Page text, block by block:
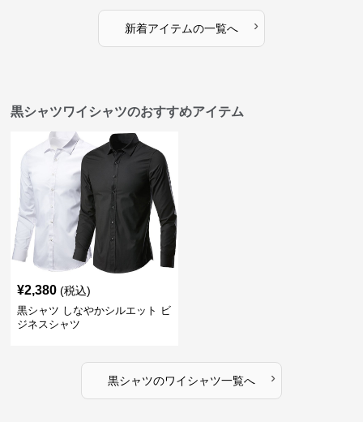
新着アイテムの一覧へ ›
黒シャツワイシャツのおすすめアイテム
¥2,380 (税込)
黒シャツ しなやかシルエット ビ
ジネスシャツ
黒シャツのワイシャツ一覧へ ›